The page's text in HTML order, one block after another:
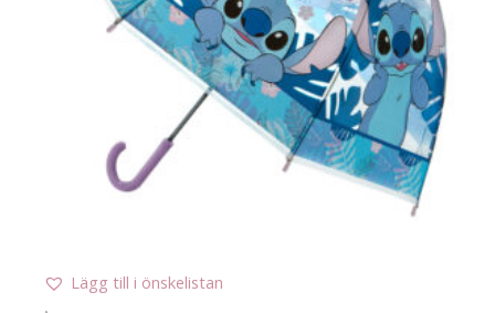
Lägg till i önskelistan